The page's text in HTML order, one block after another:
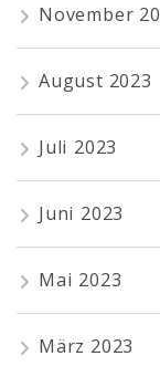
November
August 2023
Juli 2023
Juni 2023
Mai 2023
März 2023